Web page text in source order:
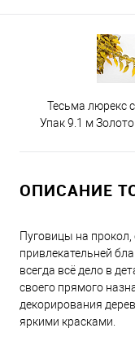
Тесьма люрекс
Упак 9.1 м
ОПИСАНИЕ
Пуговицы на прокол,
привлекательней
всегда всё дело в
своего прямого
декорирования
яркими красками.